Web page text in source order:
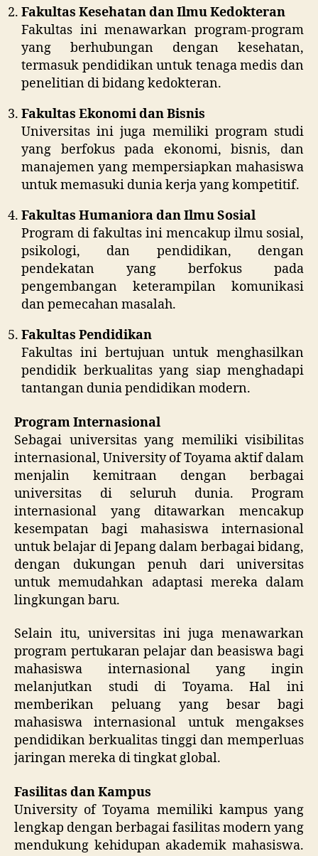
Fakultas Kesehatan dan Ilmu Kedokteran
Fakultas ini menawarkan program-program
yang berhubungan dengan kesehatan,
termasuk pendidikan untuk tenaga medis dan
penelitian di bidang kedokteran.
Fakultas Ekonomi dan Bisnis
Universitas ini juga memiliki program studi
yang berfokus pada ekonomi, bisnis, dan
manajemen yang mempersiapkan mahasiswa
untuk memasuki dunia kerja yang kompetitif.
Fakultas Humaniora dan Ilmu Sosial
Program di fakultas ini mencakup ilmu sosial,
psikologi, dan pendidikan, dengan
pendekatan yang berfokus pada
pengembangan keterampilan komunikasi
dan pemecahan masalah.
Fakultas Pendidikan
Fakultas ini bertujuan untuk menghasilkan
pendidik berkualitas yang siap menghadapi
tantangan dunia pendidikan modern.
Program Internasional
Sebagai universitas yang memiliki visibilitas
internasional, University of Toyama aktif dalam
menjalin kemitraan dengan berbagai
universitas di seluruh dunia. Program
internasional yang ditawarkan mencakup
kesempatan bagi mahasiswa internasional
untuk belajar di Jepang dalam berbagai bidang,
dengan dukungan penuh dari universitas
untuk memudahkan adaptasi mereka dalam
lingkungan baru.
Selain itu, universitas ini juga menawarkan
program pertukaran pelajar dan beasiswa bagi
mahasiswa internasional yang ingin
melanjutkan studi di Toyama. Hal ini
memberikan peluang yang besar bagi
mahasiswa internasional untuk mengakses
pendidikan berkualitas tinggi dan memperluas
jaringan mereka di tingkat global.
Fasilitas dan Kampus
University of Toyama memiliki kampus yang
lengkap dengan berbagai fasilitas modern yang
mendukung kehidupan akademik mahasiswa.